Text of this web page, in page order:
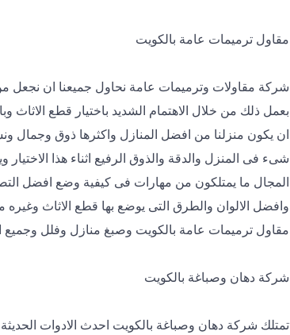
مقاول ترميمات عامة بالكويت
شركة مقاولات وترميمات عامة نحاول جميعنا ان نجعل من
بعمل ذلك من خلال الاهتمام الشديد باختيار قطع الاثاث
ان يكون منزلنا من افضل المنازل واكثرها ذوق وجمال
شىء فى المنزل والدقة والذوق الرفيع اثناء هذا
المجال ما يمتلكون من مهارات فى كيفية وضع افضل
وافضل الالوان والطرق التى يوضع بها قطع الاثاث
مقاول ترميمات عامة بالكويت وصبغ منازل وفلل
شركة دهان وصباغة بالكويت
تمتلك شركة دهان وصباغة بالكويت احدث الادوات